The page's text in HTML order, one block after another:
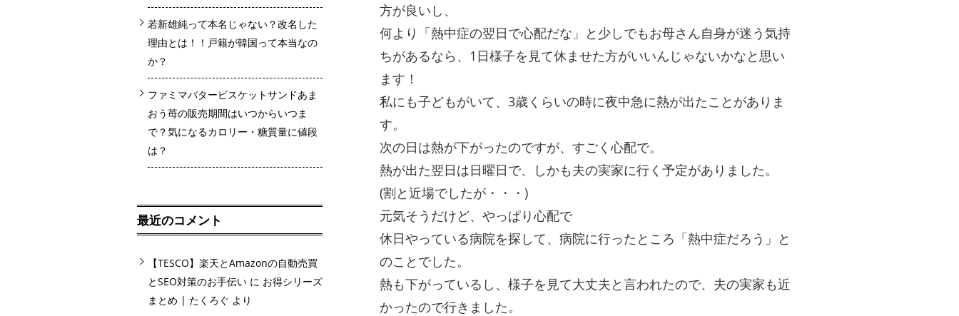
方が良いし、
何より「熱中症の翌日で心配だな」と少しでもお母さん自身が迷う気持
ちがあるなら、1日様子を見て休ませた方がいいんじゃないかなと思い
ます！
私にも子どもがいて、3歳くらいの時に夜中急に熱が出たことがありま
す。
次の日は熱が下がったのですが、すごく心配で。
熱が出た翌日は日曜日で、しかも夫の実家に行く予定がありました。
(割と近場でしたが・・・)
元気そうだけど、やっぱり心配で
休日やっている病院を探して、病院に行ったところ「熱中症だろう」と
のことでした。
熱も下がっているし、様子を見て大丈夫と言われたので、夫の実家も近
かったので行きました。
若新雄純って本名じゃない？改名した
理由とは！！戸籍が韓国って本当なの
か？
ファミマバタービスケットサンドあま
おう苺の販売期間はいつからいつま
で？気になるカロリー・糖質量に値段
は？
最近のコメント
【TESCO】楽天とAmazonの自動売買
とSEO対策のお手伝い に お得シリーズ
まとめ | たくろぐ より